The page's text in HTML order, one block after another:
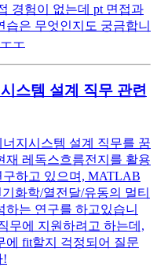
경험이 없는데 pt 면접과
은 무엇인지도 궁금합니
ㅜ
스템 설계 직무 관련
지시스템 설계 직무를 꿈
재 레독스흐름전지를 활용
하고 있으며, MATLAB
화학/열전달/유동의 멀티
는 연구를 하고있습니
무에 지원하려고 하는데,
에 fit할지 걱정되어 질문
!